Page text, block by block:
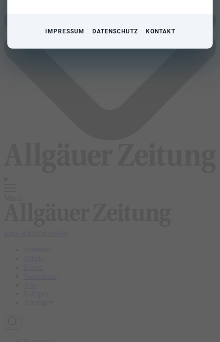
IMPRESSUM DATENSCHUTZ KONTAKT